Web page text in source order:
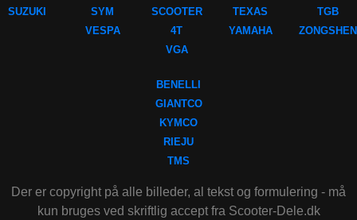
SUZUKI
SYM
VESPA
SCOOTER
4T
VGA
TEXAS
YAMAHA
TGB
ZONGSHEN
BENELLI
GIANTCO
KYMCO
RIEJU
TMS
Der er copyright på alle billeder, al tekst og formulering - må
kun bruges ved skriftlig accept fra Scooter-Dele.dk